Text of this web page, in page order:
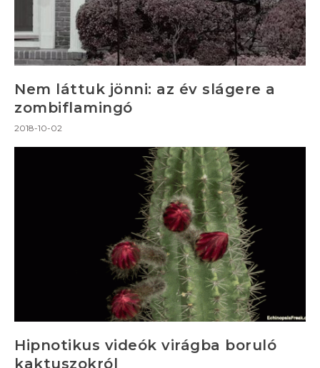
Nem láttuk jönni: az év slágere a
zombiflamingó
2018-10-02
Hipnotikus videók virágba boruló
kaktuszokról